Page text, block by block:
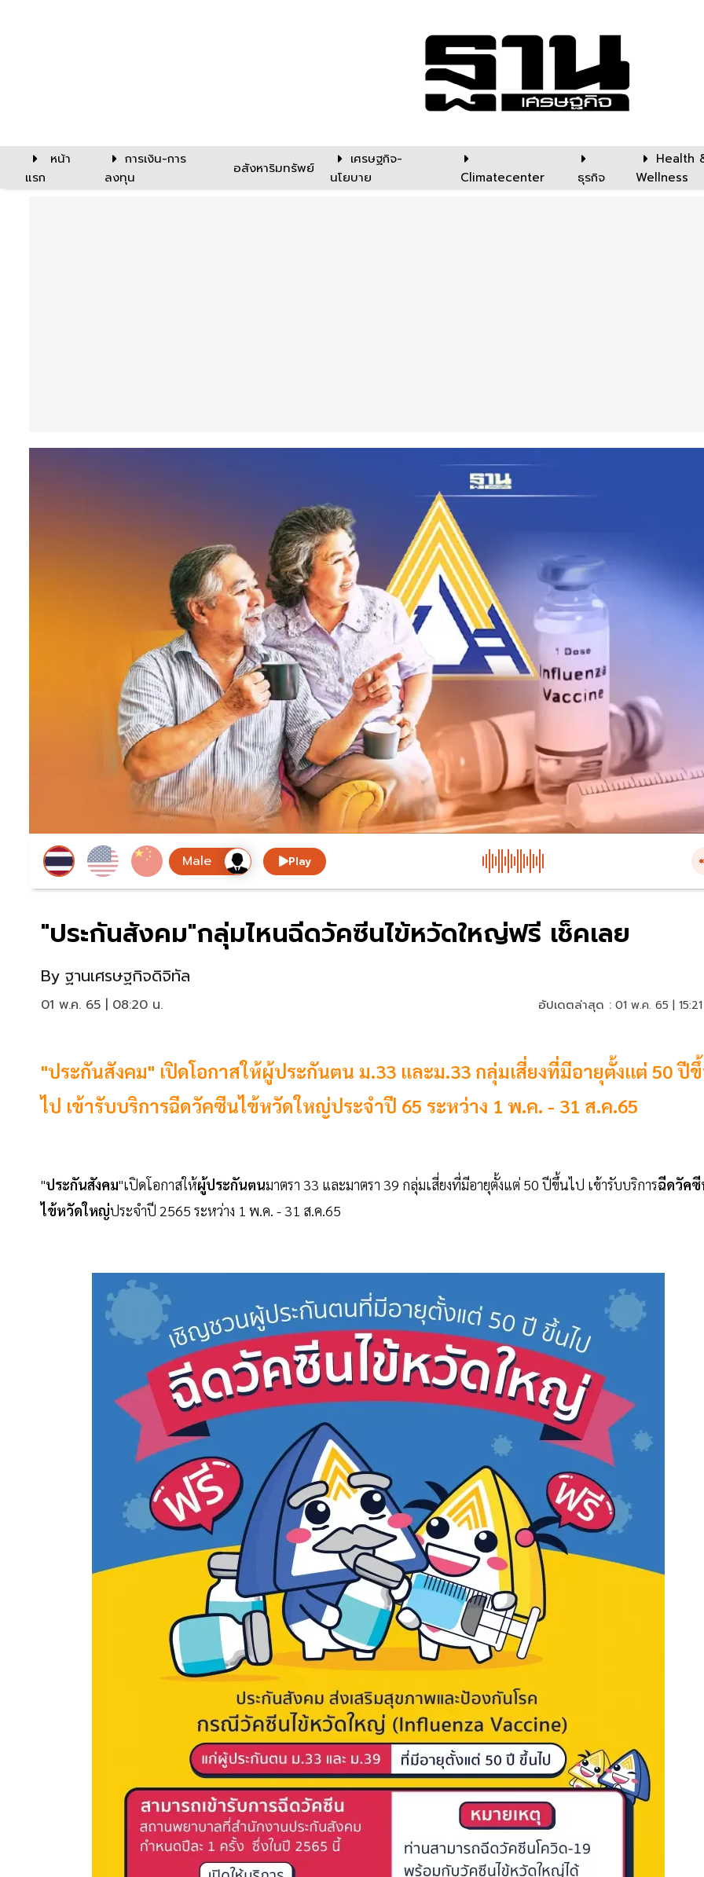
หน้า
แรก
การเงิน-การ
ลงทุน
อสังหาริมทรัพย์
เศรษฐกิจ-
นโยบาย
Climatecenter ธุรกิจ
Health
Wellness
Play
"ประกันสังคม"กลุ่มไหนฉีดวัคซีนไข้หวัดใหญ่ฟรี เช็คเลย
By ฐานเศรษฐกิจดิจิทัล
01 พ.ค. 65 | 08:20 น. อัปเดตล่าสุด : 01 พ.ค. 65 |
"ประกันสังคม" เปิดโอกาสให้ผู้ประกันตน ม.33 และม.33 กลุ่มเสี่ยงที่มีอายุตั้งแต่ 50 ปี
ไป เข้ารับบริการฉีดวัคซีนไข้หวัดใหญ่ประจำปี 65 ระหว่าง 1 พ.ค. - 31 ส.ค.65
"ประกันสังคม"เปิดโอกาสให้ผู้ประกันตนมาตรา 33 และมาตรา 39 กลุ่มเสี่ยงที่มีอายุตั้งแต่ 50 ปีขึ้นไป เข้ารับบริการฉีดวัค
ไข้หวัดใหญ่ประจำปี 2565 ระหว่าง 1 พ.ค. - 31 ส.ค.65